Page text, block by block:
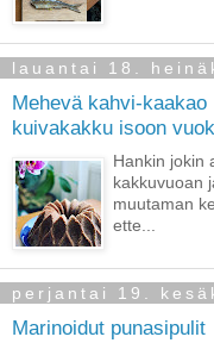
lauantai 18.
Mehevä kahvi-kaakao
kuivakakku isoon
Hankin jokin
kakkuvuoan
muutaman
ette...
perjantai 19.
Marinoidut punasipulit